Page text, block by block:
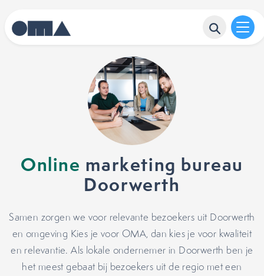
Online marketing bureau
Doorwerth
Samen zorgen we voor relevante bezoekers uit Doorwerth
en omgeving Kies je voor OMA, dan kies je voor kwaliteit
en relevantie. Als lokale ondernemer in Doorwerth ben je
het meest gebaat bij bezoekers uit de regio met een